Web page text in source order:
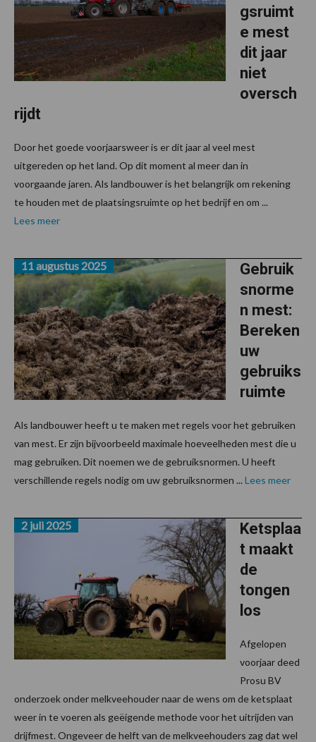
gsruimt
e mest
dit jaar
niet
oversch
rijdt
Door het goede voorjaarsweer is er dit jaar al veel mest
uitgereden op het land. Op dit moment al meer dan in
voorgaande jaren. Als landbouwer is het belangrijk om rekening
te houden met de plaatsingsruimte op het bedrijf en om ...
Lees meer
Gebruik
snorme
n mest:
Bereken
uw
gebruiks
ruimte
11 augustus 2025
Als landbouwer heeft u te maken met regels voor het gebruiken
van mest. Er zijn bijvoorbeeld maximale hoeveelheden mest die u
mag gebruiken. Dit noemen we de gebruiksnormen. U heeft
verschillende regels nodig om uw gebruiksnormen ... Lees meer
Ketsplaa
t maakt
de
tongen
los
2 juli 2025
Afgelopen
voorjaar deed
Prosu BV
onderzoek onder melkveehouder naar de wens om de ketsplaat
weer in te voeren als geëigende methode voor het uitrijden van
drijfmest. Ongeveer de helft van de melkveehouders zag dat wel